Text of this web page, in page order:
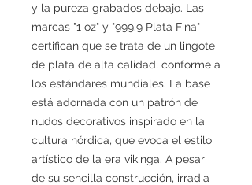
y la pureza grabados debajo. Las
marcas "1 oz" y "999.9 Plata Fina"
certifican que se trata de un lingote
de plata de alta calidad, conforme a
los estándares mundiales. La base
está adornada con un patrón de
nudos decorativos inspirado en la
cultura nórdica, que evoca el estilo
artístico de la era vikinga. A pesar
de su sencilla construcción, irradia